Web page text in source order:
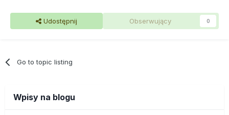
Udostępnij Obserwujący 0
Go to topic listing
Wpisy na blogu